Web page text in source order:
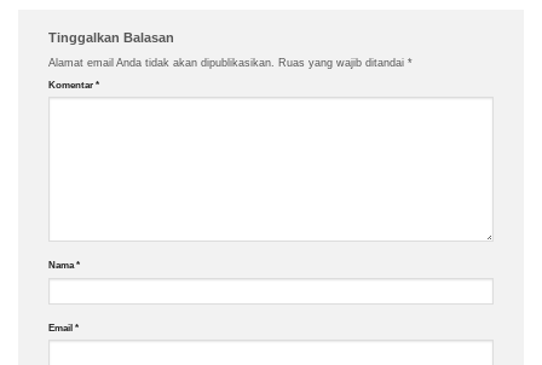
Tinggalkan Balasan
Alamat email Anda tidak akan dipublikasikan. Ruas yang wajib ditandai *
Komentar *
Nama*
Email *